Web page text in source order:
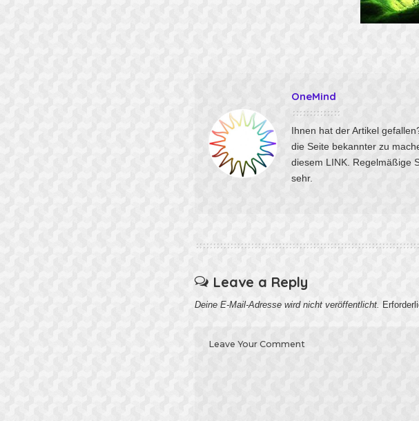
OneMind
Ihnen hat der Artikel
die Seite bekannter zu
diesem LINK. Regelmäßige
sehr.
Leave a Reply
Deine E-Mail-Adresse wird nicht veröffentlicht.